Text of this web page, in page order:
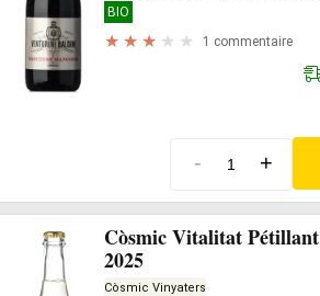
BIO
1 commentaire
- +
Còsmic Vitalitat Pétillant
2025
Còsmic Vinyaters